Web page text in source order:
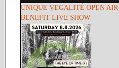
UNIQUE VEGALITÉ OPEN AIR
BENEFIT LIVE SHOW